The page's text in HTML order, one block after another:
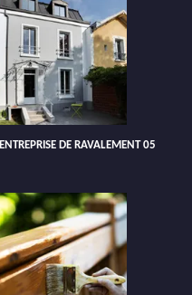
ENTREPRISE DE RAVALEMENT 05